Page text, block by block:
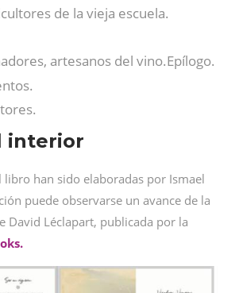
de la vieja escuela.
artesanos del vino.Epílogo.
interior
libro han sido elaboradas por Ismael
puede observarse un avance de la
David Léclapart, publicada por la